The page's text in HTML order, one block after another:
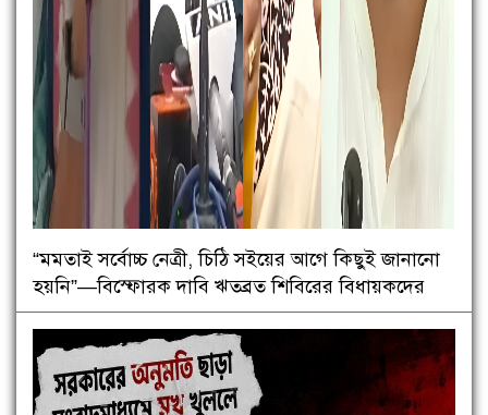
“মমতাই সর্বোচ্চ নেত্রী, চিঠি সইয়ের আগে কিছুই জানানো
হয়নি”—বিস্ফোরক দাবি ঋতব্রত শিবিরের বিধায়কদের